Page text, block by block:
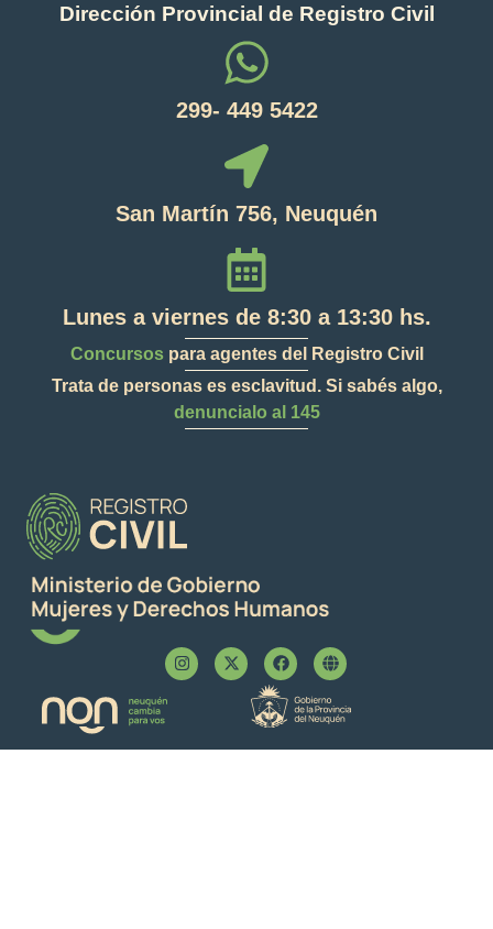
Dirección Provincial de Registro Civil
299- 449 5422
San Martín 756, Neuquén
Lunes a viernes de 8:30 a 13:30 hs.
Concursos para agentes del Registro Civil
Trata de personas es esclavitud. Si sabés algo,
denuncialo al 145